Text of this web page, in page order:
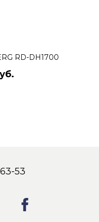
RD-DH1700
53